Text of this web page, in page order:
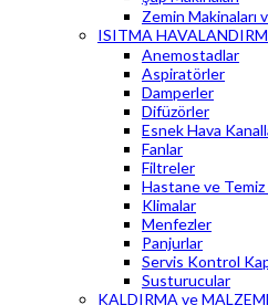
Zemin Makinaları
ISITMA
Anemostadlar
Aspiratörler
Damperler
Difüzörler
Esnek Hava
Fanlar
Filtreler
Hastane ve Temiz
Klimalar
Menfezler
Panjurlar
Servis Kontrol
Susturucular
KALDIRMA ve